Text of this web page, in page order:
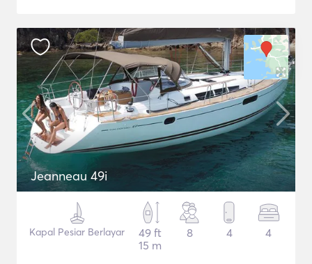
Jeanneau 49i
Kapal Pesiar Berlayar
49 ft
15 m
8 4 4